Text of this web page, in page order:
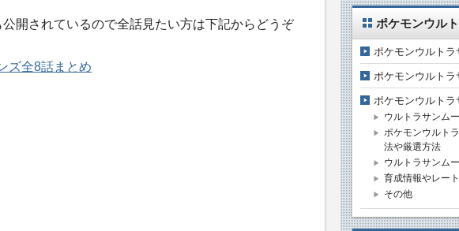
開されているので全話見たい方は下記からどうぞ
ズ全8話まとめ
ポケモンウル
ポケモンウルト
ポケモンウルト
ポケモンウルト
ウルトラサンム
ポケモンウルト
法や厳選方法
ウルトラサンム
育成情報やレー
その他